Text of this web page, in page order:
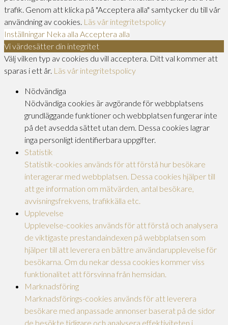
trafik. Genom att klicka på "Acceptera alla" samtycker du till vår
användning av cookies. Läs vår integritetspolicy
Inställningar Neka alla Acceptera alla
Vi värdesätter din integritet
Välj vilken typ av cookies du vill acceptera. Ditt val kommer att
sparas i ett år. Läs vår integritetspolicy
Nödvändiga
Nödvändiga cookies är avgörande för webbplatsens
grundläggande funktioner och webbplatsen fungerar inte
på det avsedda sättet utan dem. Dessa cookies lagrar
inga personligt identifierbara uppgifter.
Statistik
Statistik-cookies används för att förstå hur besökare
interagerar med webbplatsen. Dessa cookies hjälper till
att ge information om mätvärden, antal besökare,
avvisningsfrekvens, trafikkälla etc.
Upplevelse
Upplevelse-cookies används för att förstå och analysera
de viktigaste prestandaindexen på webbplatsen som
hjälper till att leverera en bättre användarupplevelse för
besökarna. Om du nekar dessa cookies kommer viss
funktionalitet att försvinna från hemsidan.
Marknadsföring
Marknadsförings-cookies används för att leverera
besökare med anpassade annonser baserat på de sidor
de besökte tidigare och analysera effektiviteten i